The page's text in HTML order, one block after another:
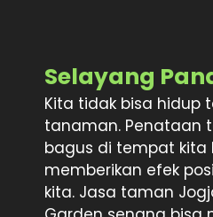
Selayang
Kita tidak bisa hidup
tanaman. Penataan
bagus di tempat kita
memberikan efek
kita. Jasa taman